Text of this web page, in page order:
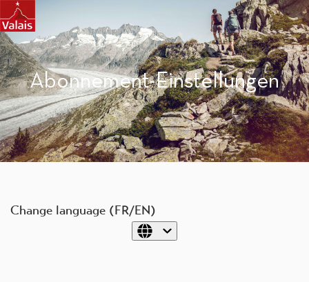
Abonnement-Einstellungen
Change language (FR/EN)